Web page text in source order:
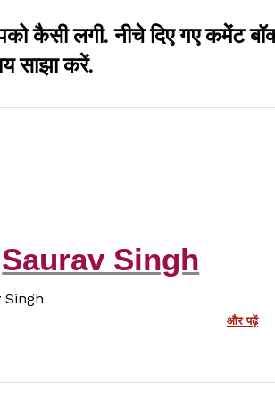
लगी. नीचे दिए गए कमेंट
साझा करें.
Saurav Singh
Singh
और पढ़ें